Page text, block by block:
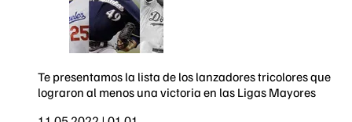
Te presentamos la lista de los lanzadores tricolores que
lograron al menos una victoria en las Ligas Mayores